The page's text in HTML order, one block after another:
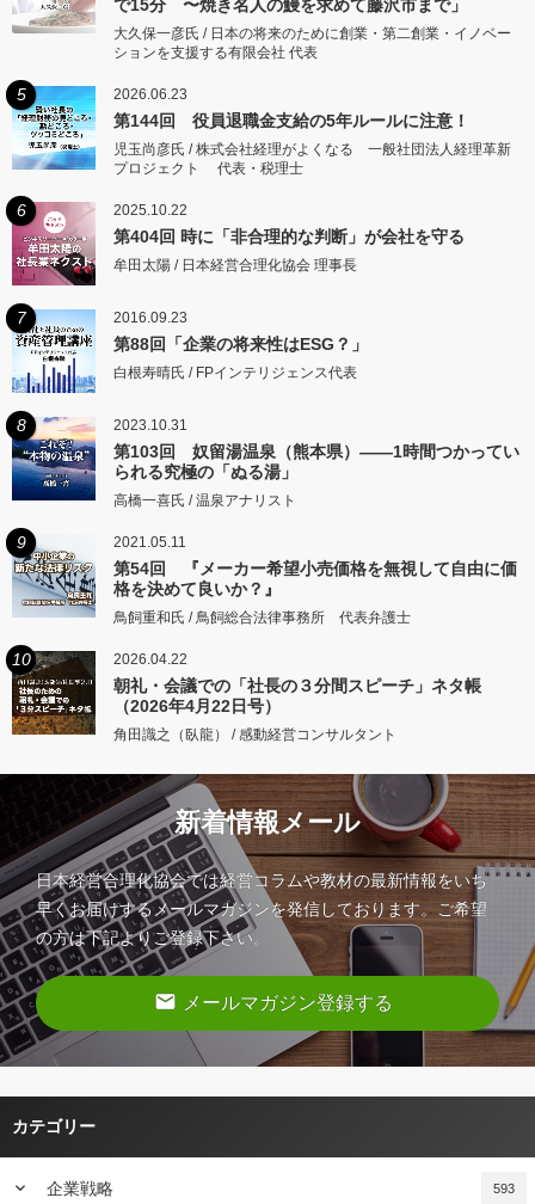
で15分 〜焼き名人の鰻を求めて藤沢市まで」
大久保一彦氏 / 日本の将来のために創業・第二創業・イノベー
ションを支援する有限会社 代表
5 2026.06.23
第144回 役員退職金支給の5年ルールに注意！
児玉尚彦氏 / 株式会社経理がよくなる 一般社団法人経理革新
プロジェクト 代表・税理士
6 2025.10.22
第404回 時に「非合理的な判断」が会社を守る
牟田太陽 / 日本経営合理化協会 理事長
7 2016.09.23
第88回「企業の将来性はESG？」
白根寿晴氏 / FPインテリジェンス代表
8 2023.10.31
第103回 奴留湯温泉（熊本県）――1時間つかってい
られる究極の「ぬる湯」
高橋一喜氏 / 温泉アナリスト
9 2021.05.11
第54回 『メーカー希望小売価格を無視して自由に価
格を決めて良いか？』
鳥飼重和氏 / 鳥飼総合法律事務所 代表弁護士
10 2026.04.22
朝礼・会議での「社長の３分間スピーチ」ネタ帳
（2026年4月22日号）
角田識之（臥龍） / 感動経営コンサルタント
新着情報メール
日本経営合理化協会では経営コラムや教材の最新情報をいち
早くお届けするメールマガジンを発信しております。ご希望
の方は下記よりご登録下さい。
email メールマガジン登録する
カテゴリー
keyboard_arrow_down 企業戦略 593